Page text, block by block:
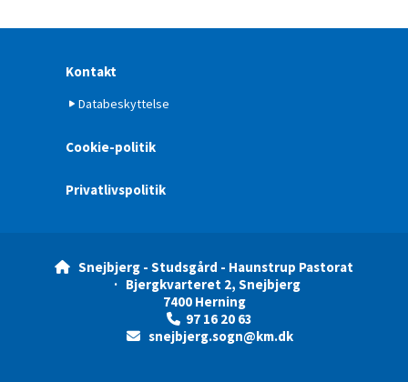
Kontakt
Databeskyttelse
Cookie-politik
Privatlivspolitik
 Snejbjerg - Studsgård - Haunstrup Pastorat
· Bjergkvarteret 2, Snejbjerg
7400 Herning
 97 16 20 63
snejbjerg.sogn@km.dk